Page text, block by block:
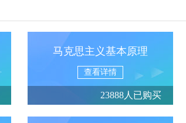
马克思主义基本原理
查看详情
23888人已购买